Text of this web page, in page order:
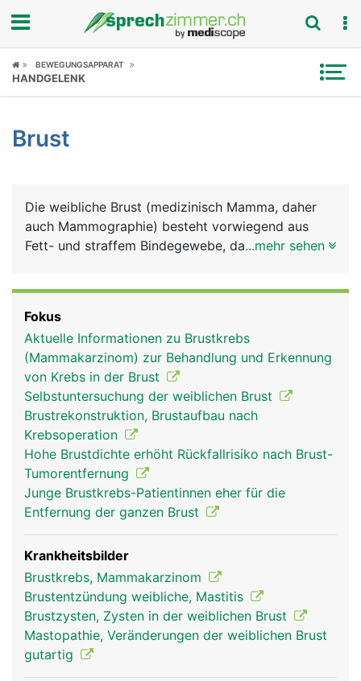
Fokus
Symptome
News
Rubriken
BEWEGUNGSAPPARAT
HANDGELENK
Brust
Die weibliche Brust (medizinisch Mamma, daher
auch Mammographie) besteht vorwiegend aus
Fett- und straffem Bindegewebe, das wesentlich
Brustwarze münden. Die Brüste wachsen mit
Beginn der Geschlechtsreife, gesteuert von den
weiblichen Geschlechtsorganen (Östrogen,
Gestagen). Das äussere Erscheinungsbild der
Brüste - Grösse, Form, Brustwarzen und
Brustwarzenvorhof - ist von Frau zu Frau
verschieden. Die Hauptfunktion der weiblichen
Brust ist die Produktion der Muttermilch zur
Ernährung eines Säuglings in den ersten
Lebensmonaten. Unter dem Einfluss der
Geschlechtshormone vergrössern sich die Brüste
in der Schwangerschaft und beginnen kurz nach
der Entbindung mit der Milchproduktion, was
durch das Hormon Prolaktin aus der
Hirnanhangsdrüse in Gang gesetzt wird. Die Milch
enthält nicht nur die optimale Mischung aus
Nährstoffen sondern auch wichtige Antikörper der
Mutter, die das Neugeborene vor Infektionen
...mehr sehen
Fokus
Aktuelle Informationen zu Brustkrebs
(Mammakarzinom) zur Behandlung und Erkennung
von Krebs in der Brust
Selbstuntersuchung der weiblichen Brust
Brustrekonstruktion, Brustaufbau nach
Krebsoperation
Hohe Brustdichte erhöht Rückfallrisiko nach Brust-
Tumorentfernung
Junge Brustkrebs-Patientinnen eher für die
Entfernung der ganzen Brust
Krankheitsbilder
Brustkrebs, Mammakarzinom
Brustentzündung weibliche, Mastitis
Brustzysten, Zysten in der weiblichen Brust
Mastopathie, Veränderungen der weiblichen Brust
gutartig